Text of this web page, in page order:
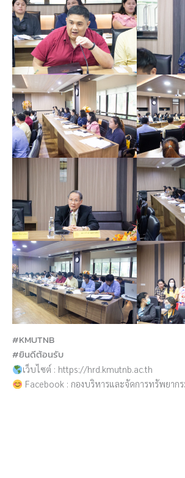
#KMUTNB
#ยินดีต้อนรับ
เว็บไซต์ : https://hrd.kmutnb.ac.th
Facebook : กองบริหารและจัดการทรัพยา